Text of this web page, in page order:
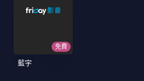
免費
藍宇